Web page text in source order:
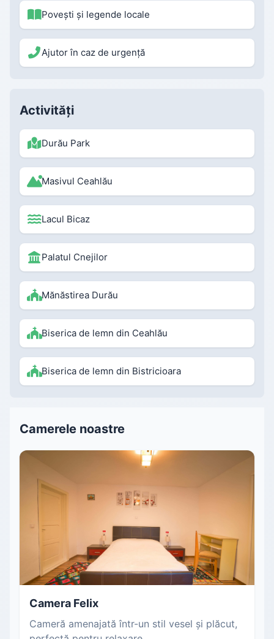
Povești și legende locale
Ajutor în caz de urgență
Activități
Durău Park
Masivul Ceahlău
Lacul Bicaz
Palatul Cnejilor
Mănăstirea Durău
Biserica de lemn din Ceahlău
Biserica de lemn din Bistricioara
Camerele noastre
Camera Felix
Cameră amenajată într-un stil vesel și plăcut,